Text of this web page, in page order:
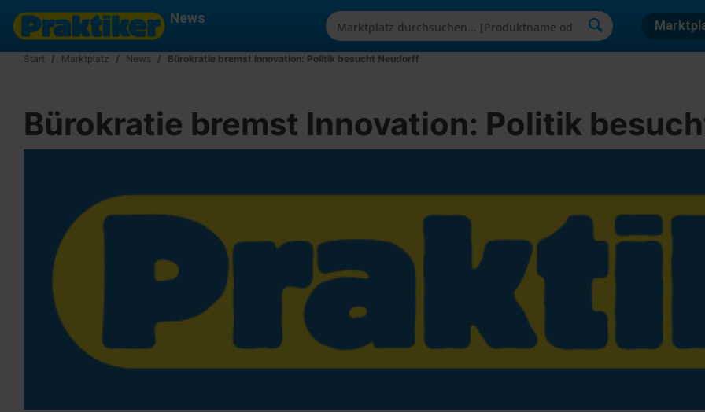
News
Start Marktplatz News Bürokratie bremst Innovation: Politik besucht Neudorff
Bürokratie bremst Innovation: Politik